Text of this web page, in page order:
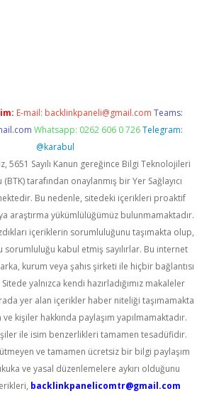
E-mail: backlinkpaneli@gmail.com Teams:
Whatsapp: 0262 606 0 726 Telegram:
@karabul
5651 Sayılı Kanun gereğince Bilgi Teknolojileri
tarafından onaylanmış bir Yer Sağlayıcı
Bu nedenle, sitedeki içerikleri proaktif
araştırma yükümlülüğümüz bulunmamaktadır.
içeriklerin sorumluluğunu taşımakta olup,
sorumluluğu kabul etmiş sayılırlar. Bu internet
kurum veya şahıs şirketi ile hiçbir bağlantısı
yalnızca kendi hazırladığımız makaleler
yer alan içerikler haber niteliği taşımamakta
kişiler hakkında paylaşım yapılmamaktadır.
ile isim benzerlikleri tamamen tesadüfidir.
ve tamamen ücretsiz bir bilgi paylaşım
ve yasal düzenlemelere aykırı olduğunu
backlinkpanelicomtr@gmail.com